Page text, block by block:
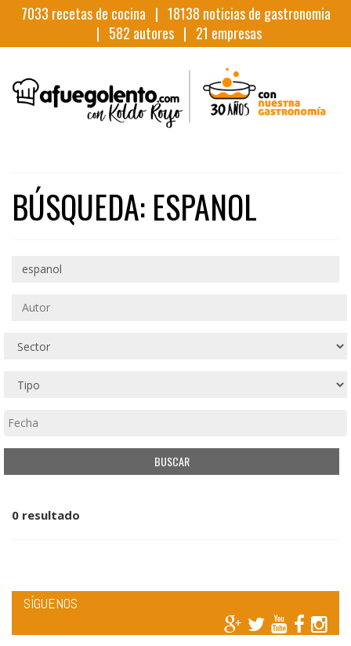
7033 recetas de cocina | 18138 noticias de gastronomia
| 582 autores | 21 empresas
BÚSQUEDA: ESPANOL
0 resultado
SÍGUENOS